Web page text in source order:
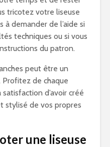
tricotez votre liseuse
à demander de l’aide si
techniques ou si vous
du patron.
peut être un
de chaque
d’avoir créé
stylisé de vos propres
une liseuse